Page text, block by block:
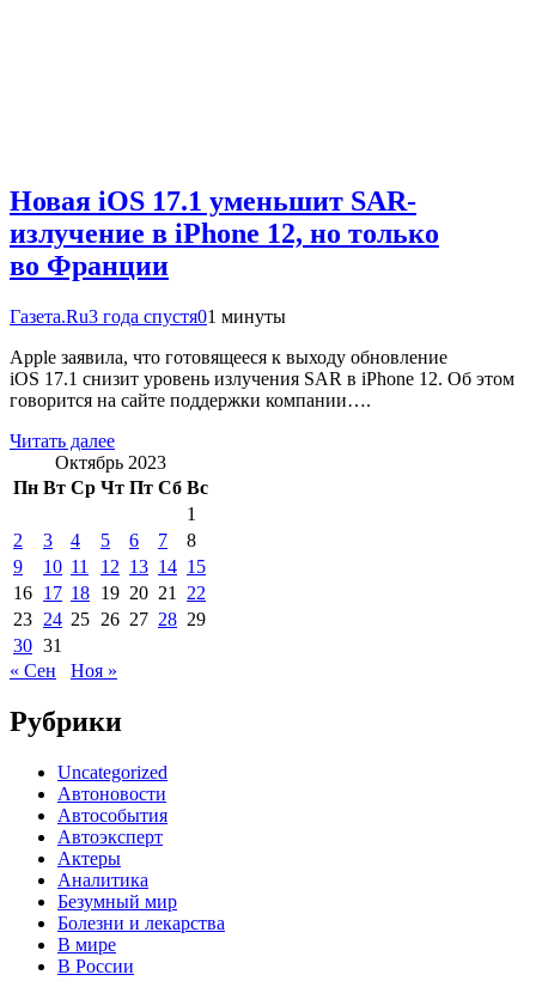
Новая iOS 17.1 уменьшит SAR-
излучение в iPhone 12, но только
во Франции
Газета.Ru3 года спустя01 минуты
Apple заявила, что готовящееся к выходу обновление
iOS 17.1 снизит уровень излучения SAR в iPhone 12. Об этом
говорится на сайте поддержки компании….
Читать далее
Октябрь 2023
Пн Вт Ср Чт Пт Сб Вс
1
2
3 4 5 6 7
8
9
10 11 12 13 14 15
16 17 18 19 20 21
22
23 24 25 26 27 28 29
30 31
« Сен
Ноя »
Рубрики
Uncategorized
Автоновости
Автособытия
Автоэксперт
Актеры
Аналитика
Безумный мир
Болезни и лекарства
В мире
В России